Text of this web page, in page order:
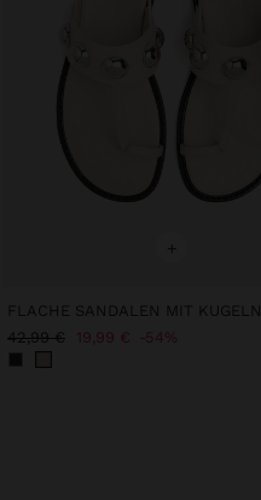
+
FLACHE SANDALEN MIT KUGELN
42,99 € 19,99 € 54%